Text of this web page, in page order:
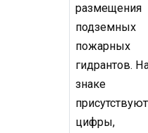
размещения
подземных
пожарных
гидрантов.
знаке
присутствуют
цифры,